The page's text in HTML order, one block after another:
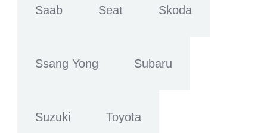
Saab Seat Skoda
Ssang Yong Subaru
Suzuki Toyota